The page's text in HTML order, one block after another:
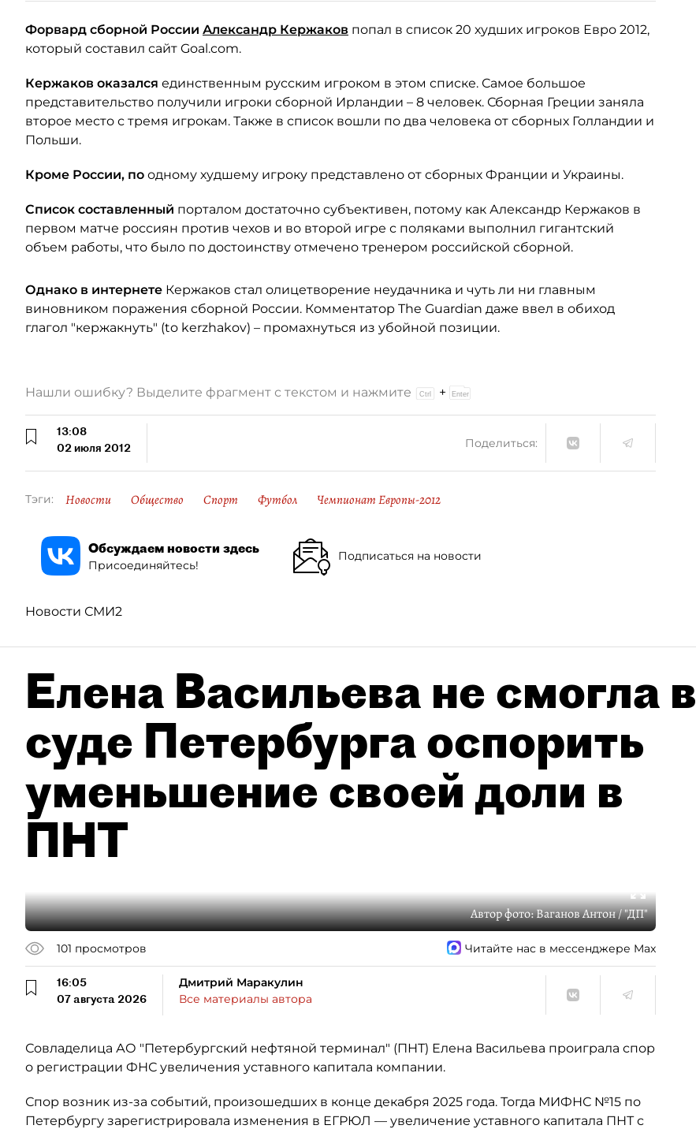
Форвард сборной России Александр Кержаков попал в список 20 худших игроков Евро 2012,
который составил сайт Goal.com.
Кержаков оказался единственным русским игроком в этом списке. Самое большое
представительство получили игроки сборной Ирландии – 8 человек. Сборная Греции заняла
второе место с тремя игрокам. Также в список вошли по два человека от сборных Голландии и
Польши.
Кроме России, по одному худшему игроку представлено от сборных Франции и Украины.
Список составленный порталом достаточно субъективен, потому как Александр Кержаков в
первом матче россиян против чехов и во второй игре с поляками выполнил гигантский
объем работы, что было по достоинству отмечено тренером российской сборной.
Однако в интернете Кержаков стал олицетворение неудачника и чуть ли ни главным
виновником поражения сборной России. Комментатор The Guardian даже ввел в обиход
глагол "кержакнуть" (to kerzhakov) – промахнуться из убойной позиции.
Нашли ошибку? Выделите фрагмент с текстом и нажмите +
13:08
02 июля 2012
Поделиться:
Тэги: Новости Общество Спорт Футбол Чемпионат Европы-2012
Обсуждаем новости здесь
Присоединяйтесь!
Подписаться на новости
Новости СМИ2
Елена Васильева не смогла в
суде Петербурга оспорить
уменьшение своей доли в
ПНТ
Автор фото:Ваганов Антон / "ДП"
101 просмотров Читайте нас в мессенджере Max
16:05
07 августа 2026
Дмитрий Маракулин
Все материалы автора
Совладелица АО "Петербургский нефтяной терминал" (ПНТ) Елена Васильева проиграла спор
о регистрации ФНС увеличения уставного капитала компании.
Спор возник из-за событий, произошедших в конце декабря 2025 года. Тогда МИФНС №15 по
Петербургу зарегистрировала изменения в ЕГРЮЛ — увеличение уставного капитала ПНТ с